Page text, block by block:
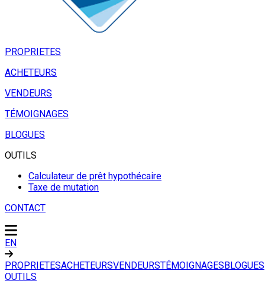
PROPRIETES
ACHETEURS
VENDEURS
TÉMOIGNAGES
BLOGUES
OUTILS
Calculateur de prêt hypothécaire
Taxe de mutation
CONTACT
EN
PROPRIETESACHETEURSVENDEURSTÉMOIGNAGESBLOGUES
OUTILS